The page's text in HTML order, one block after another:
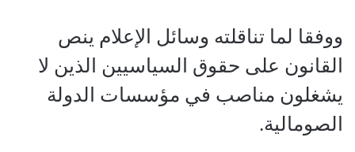
ووفقا لما تناقلته وسائل الإعلام ينص
القانون على حقوق السياسيين الذين لا
يشغلون مناصب في مؤسسات الدولة
الصومالية.